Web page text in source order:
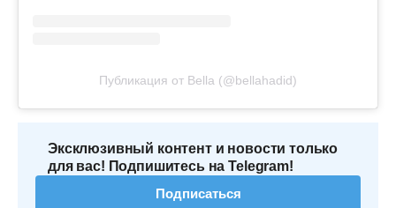
Публикация от Bella (@bellahadid)
Эксклюзивный контент и новости только
для вас! Подпишитесь на Telegram!
Подписаться